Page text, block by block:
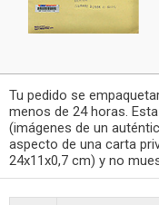
Tu pedido se
menos de 24 horas.
(imágenes de un
aspecto de una carta
24x11x0,7 cm) y no